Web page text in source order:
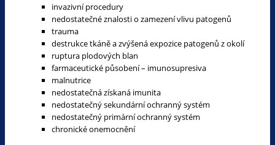
invazivní procedury
nedostatečné znalosti o zamezení vlivu patogenů
trauma
destrukce tkáně a zvýšená expozice patogenů z okolí
ruptura plodových blan
farmaceutické působení – imunosupresiva
malnutrice
nedostatečná získaná imunita
nedostatečný sekundární ochranný systém
nedostatečný primární ochranný systém
chronické onemocnění